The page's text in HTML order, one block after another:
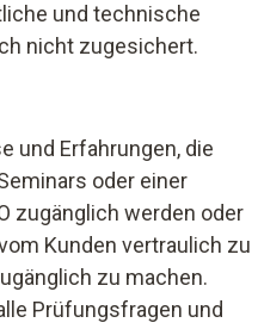
und technische
nicht zugesichert.
und Erfahrungen, die
oder einer
zugänglich werden oder
Kunden vertraulich zu
zu machen.
Prüfungsfragen und